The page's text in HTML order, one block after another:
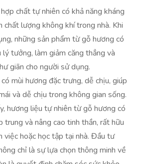
chất tự nhiên có khả năng kháng
chất lượng không khí trong nhà. Khi
những sản phẩm từ gỗ hương có
tưởng, làm giảm căng thẳng và
giãn cho người sử dụng.
mùi hương đặc trưng, dễ chịu, giúp
và dễ chịu trong không gian sống.
hương liệu tự nhiên từ gỗ hương có
trung và nâng cao tinh thần, rất hữu
việc hoặc học tập tại nhà. Đầu tư
chỉ là sự lựa chọn thông minh về